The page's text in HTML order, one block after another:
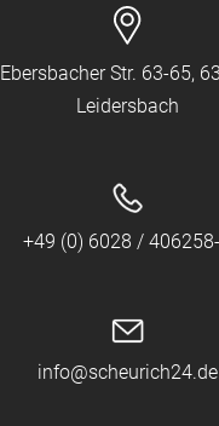
Ebersbacher Str. 63-65,
Leidersbach
+49 (0) 6028 /
info@scheurich24.de